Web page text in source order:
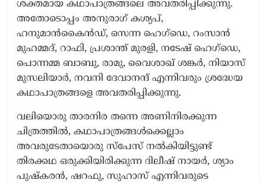
ശക്തമായ കഥാപാത്രങ്ങലെ അവതരിപ്പിക്കുന്നു.
അതോടൊപ്പം അനുരാഗ് കശ്യപ്,
ഹനുമാൻകൈൻഡ്, സെന്ന ഹെഗ്‌ഡെ, റംസാൻ
മുഹമ്മദ്, റാഫി, പ്രശാന്ത് മുരളി, നടേഷ് ഹെഗ്ഡെ,
പൊന്നമ്മ ബാബു, രാമു, വൈശാഖ് ശങ്കർ, നിയാസ്
മുസലിയാർ, നവനി ദേവാനന്ദ് എന്നിവരും ശ്രദ്ധേയ
കഥാപാത്രങ്ങളെ അവതരിപ്പിക്കുന്നു.
വലിയൊരു താരനിര തന്നെ അണിനിരക്കുന്ന
ചിത്രത്തിൽ, കഥാപാത്രങ്ങൾക്കെല്ലാം
അവരുടേതായൊരു സ്‌പേസ് നൽകിയിട്ടുണ്ട്
തിരക്കഥ ഒരുക്കിയിരിക്കുന്ന ദിലീഷ് നായർ, ശ്യാം
പുഷ്‌കരൻ, ഷറഫു, സുഹാസ് എന്നിവരുടെ